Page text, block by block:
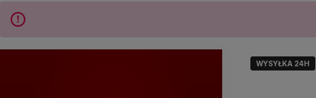
WYSYŁKA 24H
WYSYŁKA 24H